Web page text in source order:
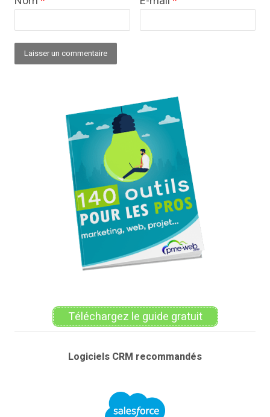
Téléchargez le guide gratuit
Logiciels CRM recommandés